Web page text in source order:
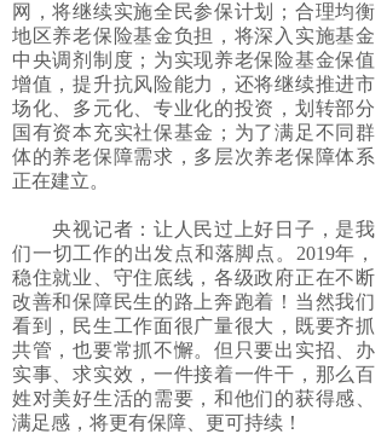
网，将继续实施全民参保计划；合理均衡
地区养老保险基金负担，将深入实施基金
中央调剂制度；为实现养老保险基金保值
增值，提升抗风险能力，还将继续推进市
场化、多元化、专业化的投资，划转部分
国有资本充实社保基金；为了满足不同群
体的养老保障需求，多层次养老保障体系
正在建立。
央视记者：让人民过上好日子，是我
们一切工作的出发点和落脚点。2019年，
稳住就业、守住底线，各级政府正在不断
改善和保障民生的路上奔跑着！当然我们
看到，民生工作面很广量很大，既要齐抓
共管，也要常抓不懈。但只要出实招、办
实事、求实效，一件接着一件干，那么百
姓对美好生活的需要，和他们的获得感、
满足感，将更有保障、更可持续！